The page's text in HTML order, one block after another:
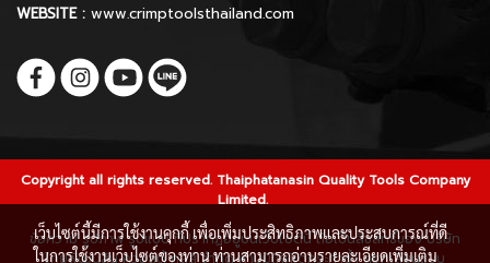
WEBSITE : www.crimptoolsthailand.com
Copyright all rights reserved. Thaiphatanasin Quality Tools Company
Limited.
ข้อความ รูปภาพ รูปแบบ ที่ปรากฏอยู่บนเว็บไซต์นี้ ถือเป็นลิขสิทธิ์ของ บริษัท
ไทยพัฒนสิน ควอลิตี้ ทูลส์ จำกัด ห้ามมิให้ผู้ใดกระทำซ้ำ ลอกเลียนแบบ
เว็บไซต์นี้มีการใช้งานคุกกี้ เพื่อเพิ่มประสิทธิภาพและประสบการณ์ที่ดี
ในการใช้งานเว็บไซต์ของท่าน ท่านสามารถอ่านรายละเอียดเพิ่มเติม